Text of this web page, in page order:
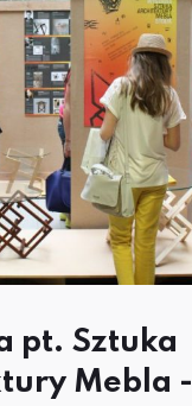
pt. Sztuka
Mebla -